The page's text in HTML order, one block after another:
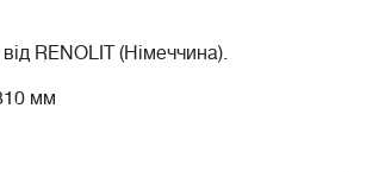
RENOLIT (Німеччина).
мм